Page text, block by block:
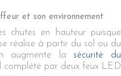
et son environnement
chutes en hauteur puisque
réalise à partir du sol ou du
augmente la sécurité du
complété par deux feux LED